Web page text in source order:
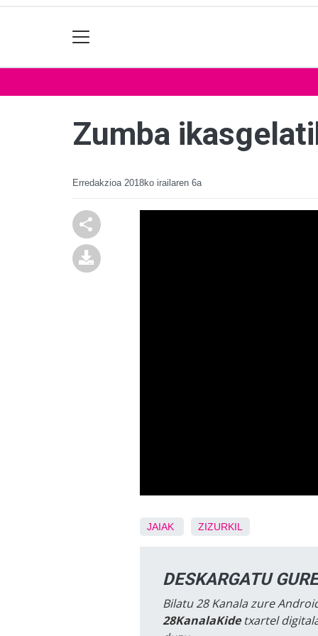
Zumba
Erredakzioa 2018ko irailaren 6a
JAIAK ZIZURKIL
DESKARGATU
Bilatu 28 Kanala zure
28KanalaKidetxartel